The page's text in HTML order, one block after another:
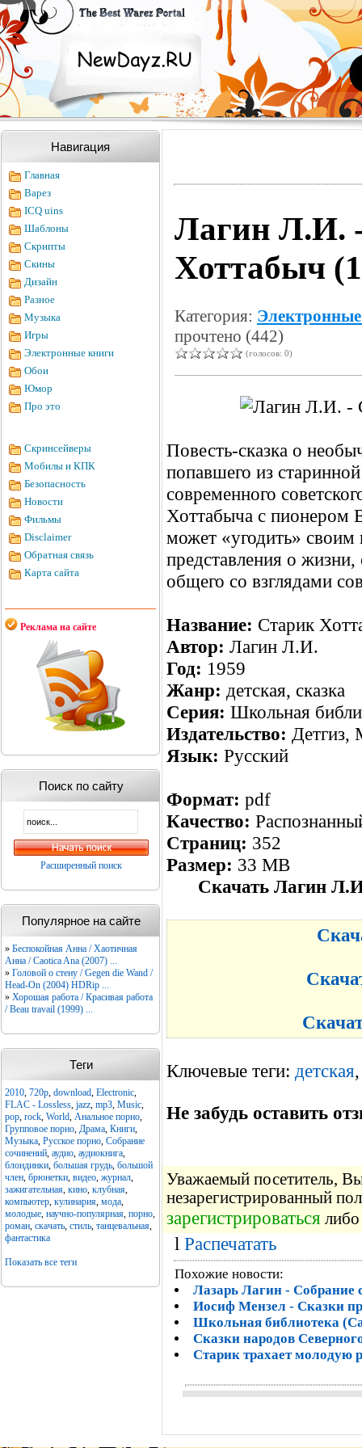
Навигация
Главная
Варез
ICQ uins
Шаблоны
Скрипты
Скины
Дизайн
Разное
Музыка
Игры
Электронные книги
Обои
Юмор
Про это
Скринсейверы
Мобилы и КПК
Безопасность
Новости
Фильмы
Disclaimer
Обратная связь
Карта сайта
Реклама на сайте
Поиск по сайту
Расширенный поиск
Популярное на сайте
» Беспокойная Анна / Хаотичная
Анна / Caotica Ana (2007) ...
» Головой о стену / Gegen die Wand /
Head-On (2004) HDRip ...
» Хорошая работа / Красивая работа
/ Beau travail (1999) ...
Теги
2010, 720p, download, Electronic,
FLAC - Lossless, jazz, mp3, Music,
pop, rock, World, Анальное порно,
Групповое порно, Драма, Книги,
Музыка, Русское порно, Собрание
сочинений, аудио, аудиокнига,
блондинки, большая грудь, большой
член, брюнетки, видео, журнал,
зажигательная, кино, клубная,
компьютер, кулинария, мода,
молодые, научно-популярная, порно,
роман, скачать, стиль, танцевальная,
фантастика
Показать все теги
Лагин Л.И.
Хоттабыч
Категория:
прочтено (442)
(голосов: 0)
Повесть-сказка о
попавшего из
современного
Хоттабыча с пионером
может «угодить»
представления о
общего со взглядами
Название: Старик
Автор: Лагин Л.И.
Год: 1959
Жанр: детская, сказка
Серия: Школьная
Издательство: Детгиз,
Язык: Русский
Формат: pdf
Качество:
Страниц: 352
Размер: 33 MB
Скачать Лагин
Ключевые теги: детская
Не забудь оставить
Уважаемый посетитель,
незарегистрированный
зарегистрироваться
l Распечатать
Похожие новости:
Лазарь Лагин - Собрание
Иосиф Мензел - Сказки
Школьная библиотека
Сказки народов
Старик трахает молодyю